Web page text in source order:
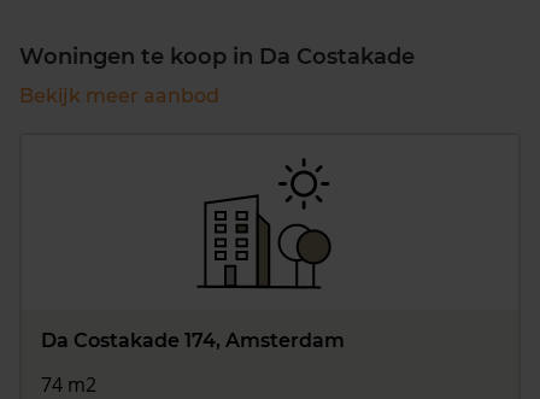
Woningen te koop in Da Costakade
Bekijk meer aanbod
Da Costakade 174, Amsterdam
74 m2